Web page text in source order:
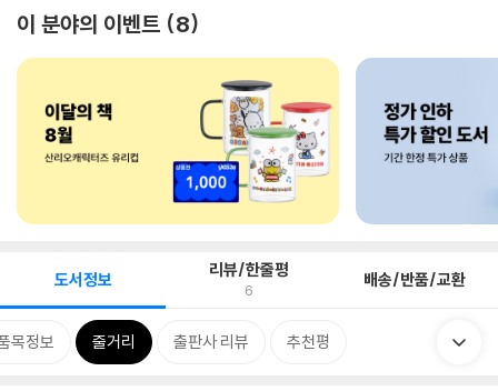
이 분야의 이벤트 8
도서정보 리뷰/한줄평
6 배송/반품/교환
목정보 줄거리 출판사 리뷰 추천평